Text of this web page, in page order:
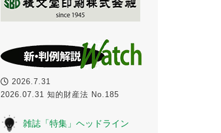
2026.7.31
2026.07.31 知的財産法 No.185
雑誌「特集」ヘッドライン